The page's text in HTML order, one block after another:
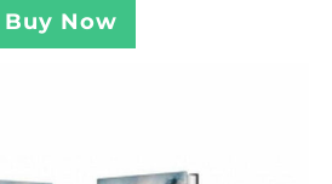
Buy Now